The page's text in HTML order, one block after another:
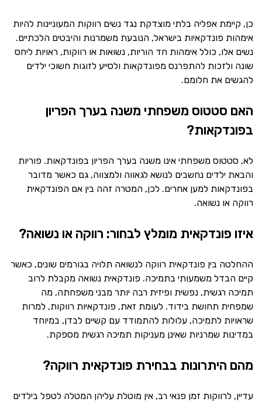
כן, קיימת אפליה בלתי מוצדקת נגד נשים רווקות המעוניינות להיות
אימהות פונדקאיות בישראל, הנובעת משמרנות והיבטים הלכתיים.
נשים אלו, כולל אימהות חד הוריות, נשואות או רווקות, ראויות ליחס
שונה ולזכות להתפרנס מפונדקאות ולסייע לזוגות חשוכי ילדים
להגשים את חלומם.
האם סטטוס משפחתי משנה בערך הפריון
בפונדקאות?
לא, סטטוס משפחתי אינו משנה בערך הפריון בפונדקאות. פוריות
והבאת ילדים נחשבים לנושא לגאווה ולמצווה, גם כאשר מדובר
בפונדקאות למען אחרים. לכן, המטרה זהה בין אם הפונדקאית
רווקה או נשואה.
איזו פונדקאית מומלץ לבחור: רווקה או נשואה?
ההחלטה בין פונדקאית רווקה לנשואה תלויה בגורמים שונים, כאשר
קיים הבדל משמעותי בתמיכה. פונדקאית נשואה מקבלת לרוב
תמיכה רגשית, נפשית ופיזית רבה יותר מבני משפחתה, מה
שמפחית תחושת בידוד. לעומת זאת, פונדקאיות רווקות, למרות
שראויות לתמיכה, עלולות להתמודד עם קשיים לבדן, במיוחד
במדינות שמרניות שאינן מעניקות תמיכה רגשית מספקת.
מהם היתרונות בבחירת פונדקאית רווקה?
עדיין, לרווקות זמן פנאי רב, אין מוטלת עליהן המטלה לטפל בילדים